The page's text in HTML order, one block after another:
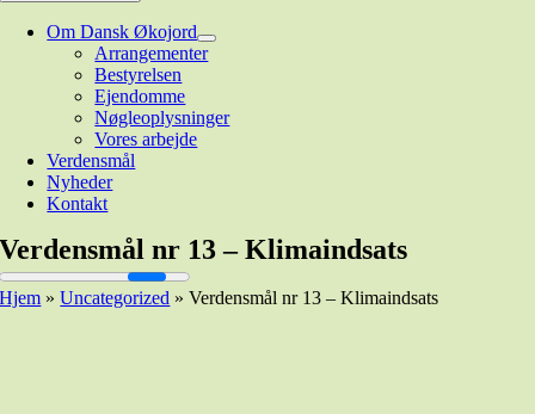
Om Dansk Økojord
Arrangementer
Bestyrelsen
Ejendomme
Nøgleoplysninger
Vores arbejde
Verdensmål
Nyheder
Kontakt
Verdensmål nr 13 – Klimaindsats
Hjem »Uncategorized »Verdensmål nr 13 – Klimaindsats